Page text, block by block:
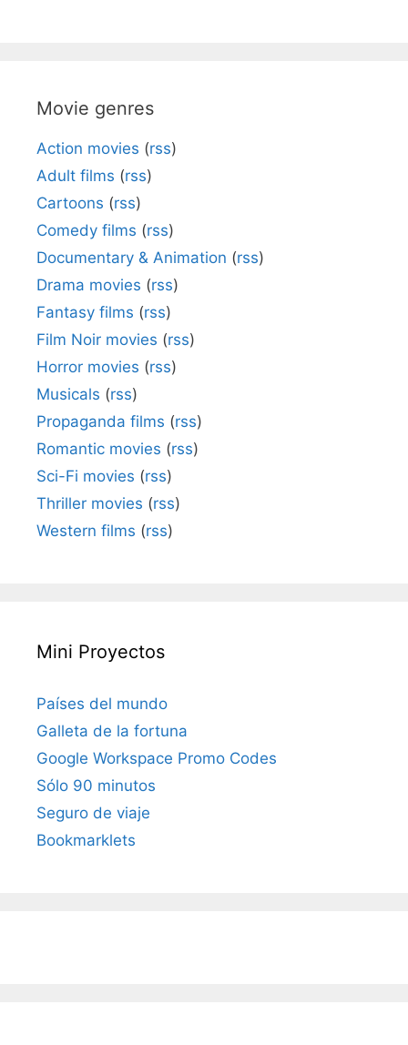
Movie genres
Action movies (rss)
Adult films (rss)
Cartoons (rss)
Comedy films (rss)
Documentary & Animation (rss)
Drama movies (rss)
Fantasy films (rss)
Film Noir movies (rss)
Horror movies (rss)
Musicals (rss)
Propaganda films (rss)
Romantic movies (rss)
Sci-Fi movies (rss)
Thriller movies (rss)
Western films (rss)
Mini Proyectos
Países del mundo
Galleta de la fortuna
Google Workspace Promo Codes
Sólo 90 minutos
Seguro de viaje
Bookmarklets